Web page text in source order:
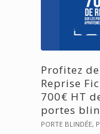
Profitez
Reprise
700€ HT
portes
PORTE BLINDÉE,